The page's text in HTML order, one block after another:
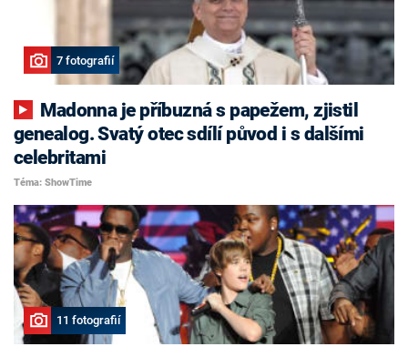
7 fotografií
genealog. Svatý otec sdílí původ i s dalšími
celebritami
Téma: ShowTime
11 fotografií